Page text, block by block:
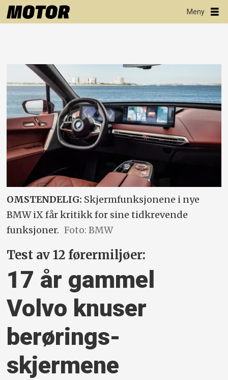
OMSTENDELIG: Skjermfunksjonene i nye
BMW iX får kritikk for sine tidkrevende
funksjoner. Foto: BMW
Test av 12 førermiljøer:
17 år gammel
Volvo knuser
berørings­
skjermene